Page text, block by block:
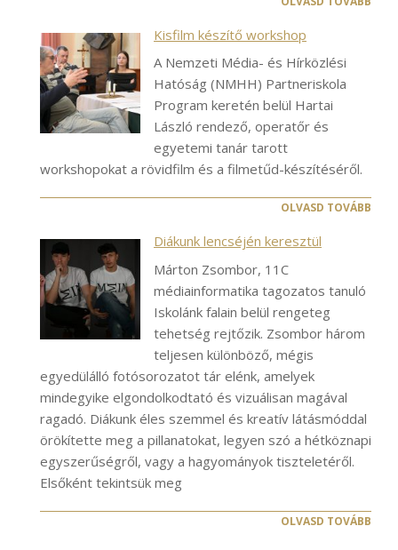
Kisfilm készítő workshop
A Nemzeti Média- és Hírközlési
Hatóság (NMHH) Partneriskola
Program keretén belül Hartai
László rendező, operatőr és
egyetemi tanár tarott
workshopokat a rövidfilm és a filmetűd-készítéséről.
OLVASD TOVÁBB
Diákunk lencséjén keresztül
Márton Zsombor, 11C
médiainformatika tagozatos tanuló
Iskolánk falain belül rengeteg
tehetség rejtőzik. Zsombor három
teljesen különböző, mégis
egyedülálló fotósorozatot tár elénk, amelyek
mindegyike elgondolkodtató és vizuálisan magával
ragadó. Diákunk éles szemmel és kreatív látásmóddal
örökítette meg a pillanatokat, legyen szó a hétköznapi
egyszerűségről, vagy a hagyományok tiszteletéről.
Elsőként tekintsük meg
OLVASD TOVÁBB